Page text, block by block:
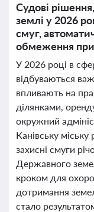
Судові
землі у 2026
смуг,
обмеження
У 2026 році в
відбуваються
впливають на
ділянками,
окружний
Канівську
захисні смуги
Державного
кроком для
дотримання
стало